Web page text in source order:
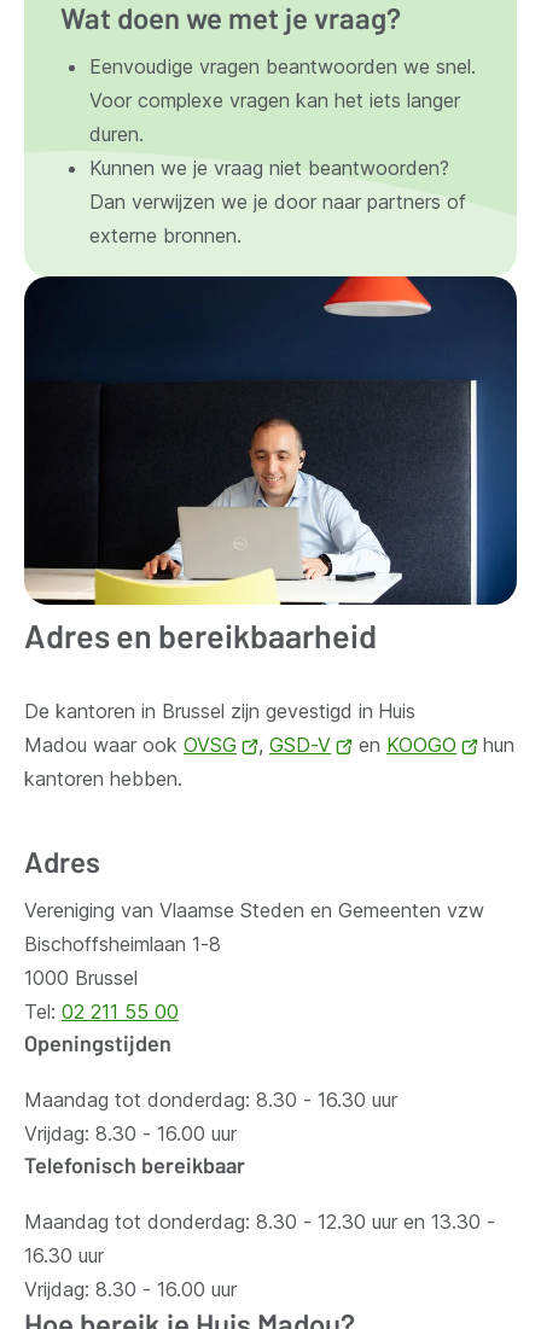
Wat doen we met je vraag?
Eenvoudige vragen beantwoorden we snel.
Voor complexe vragen kan het iets langer
duren.
Kunnen we je vraag niet beantwoorden?
Dan verwijzen we je door naar partners of
externe bronnen.
Adres en bereikbaarheid
De kantoren in Brussel zijn gevestigd in Huis
Madou waar ook OVSG
(opent
, GSD-V
(opent
en KOOGO
(opent
hun
kantoren hebben.
Adres
Vereniging van Vlaamse Steden en Gemeenten vzw
Bischoffsheimlaan 1-8
1000 Brussel
Tel: 02 211 55 00
Openingstijden
Maandag tot donderdag: 8.30 - 16.30 uur
Vrijdag: 8.30 - 16.00 uur
Telefonisch bereikbaar
Maandag tot donderdag: 8.30 - 12.30 uur en 13.30 -
16.30 uur
Vrijdag: 8.30 - 16.00 uur